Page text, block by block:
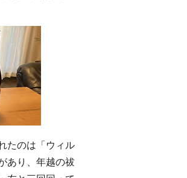
たのは「ウィル
あり、年越の祓